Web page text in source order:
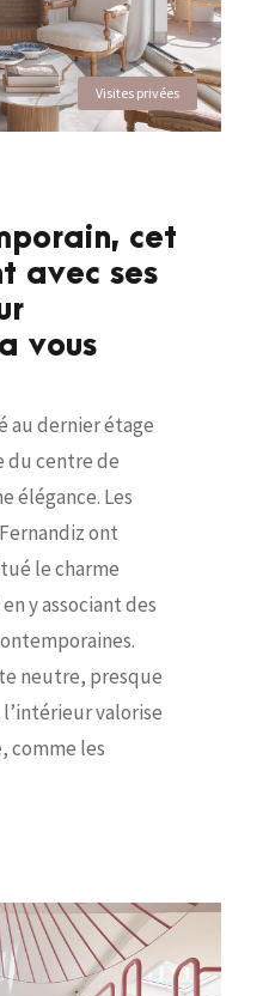
Visites privées
cet
avec ses
vous
au dernier étage
du centre de
élégance. Les
ont
le charme
y associant des
neutre, presque
valorise
comme les